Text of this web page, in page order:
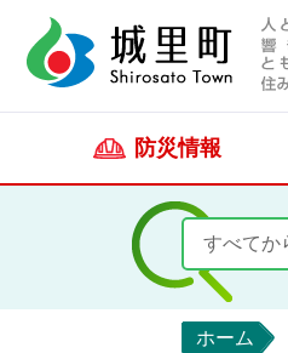
防災情報
ホーム